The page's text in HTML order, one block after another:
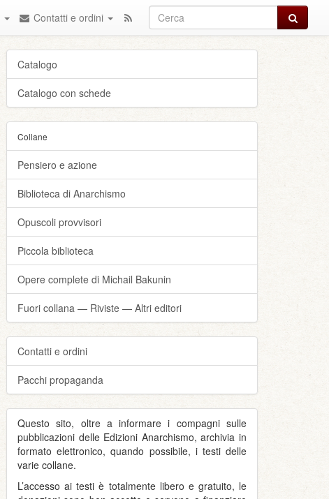
Cerca
Contatti e ordini
Catalogo
Catalogo con schede
Collane
Pensiero e azione
Biblioteca di Anarchismo
Opuscoli provvisori
Piccola biblioteca
Opere complete di Michail Bakunin
Fuori collana — Riviste — Altri editori
Contatti e ordini
Pacchi propaganda
Questo sito, oltre a informare i compagni sulle
pubblicazioni delle Edizioni Anarchismo, archivia in
formato elettronico, quando possibile, i testi delle
varie collane.
L’accesso ai testi è totalmente libero e gratuito, le